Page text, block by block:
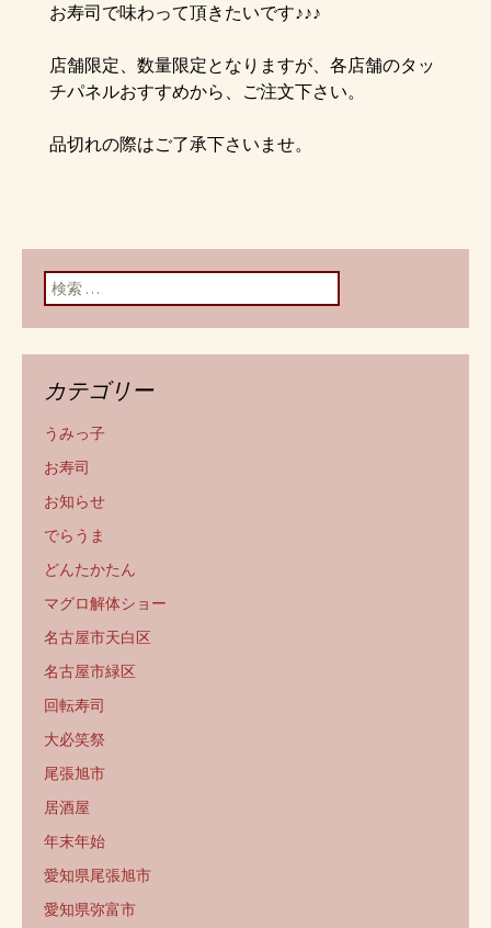
お寿司で味わって頂きたいです♪♪♪
店舗限定、数量限定となりますが、各店舗のタッ
チパネルおすすめから、ご注文下さい。
品切れの際はご了承下さいませ。
検索:
カテゴリー
うみっ子
お寿司
お知らせ
でらうま
どんたかたん
マグロ解体ショー
名古屋市天白区
名古屋市緑区
回転寿司
大必笑祭
尾張旭市
居酒屋
年末年始
愛知県尾張旭市
愛知県弥富市